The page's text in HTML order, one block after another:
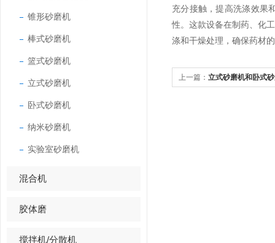
锥形砂磨机
棒式砂磨机
篮式砂磨机
立式砂磨机
卧式砂磨机
纳米砂磨机
实验室砂磨机
混合机
胶体磨
搅拌机/分散机
充分接触，提高洗涤效果
性。这款设备在制药、化
涤和干燥处理，确保药材
上一篇： 立式砂磨机和卧式